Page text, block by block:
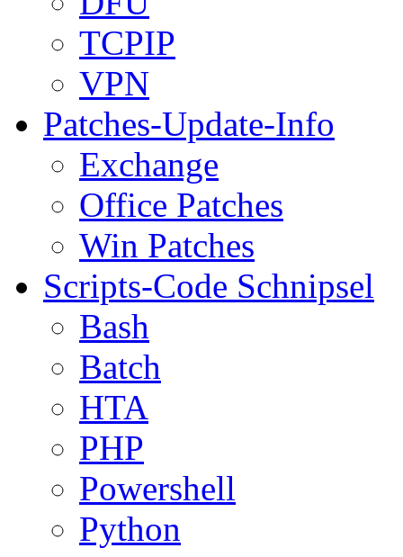
TCPIP
VPN
Patches-Update-Info
Exchange
Office Patches
Win Patches
Scripts-Code Schnipsel
Bash
Batch
HTA
PHP
Powershell
Python